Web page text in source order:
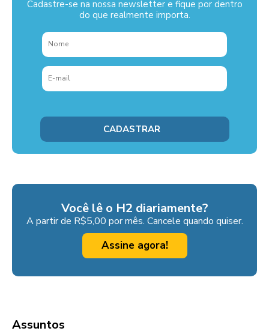
Cadastre-se na nossa newsletter e fique por dentro
do que realmente importa.
Você lê o H2 diariamente?
A partir de R$5,00 por mês. Cancele quando quiser.
Assine agora!
Assuntos